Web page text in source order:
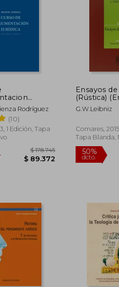
Rodríguez
(10)
1 Edición, Tapa
$ 89.372
Ensayos
(Rústica)
Teodicea)
G.W.Leibniz
Comares,
Tapa Blanda,